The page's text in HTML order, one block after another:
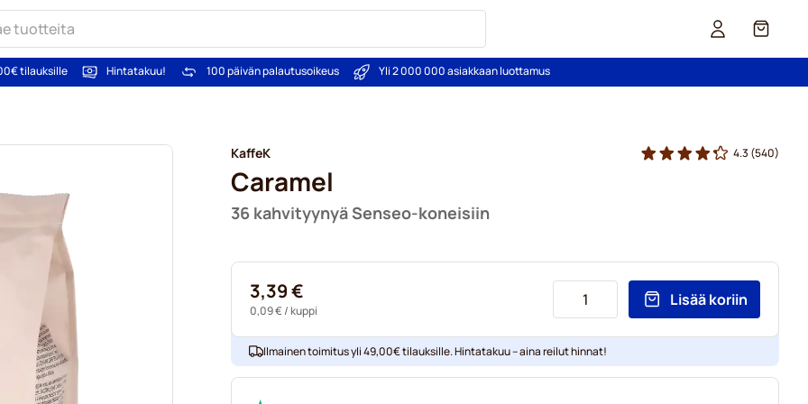
Kori
tilauksille Hintatakuu! 100 päivän palautusoikeus Yli 2 000 000 asiakkaan luottamus
KaffeK
Caramel
36 kahvityynyä Senseo-koneisiin
4.3 (540)
3,39 €
0,09 €/ kuppi
Lisää koriin
Ilmainen toimitus yli 49,00€ tilauksille. Hintatakuu – aina reilut hinnat!